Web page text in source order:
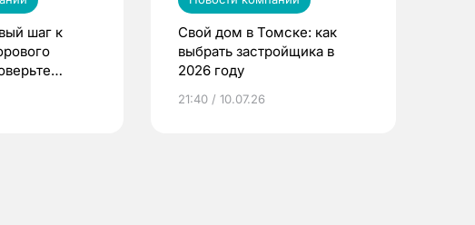
шаг к
Свой дом в Томске: как
выбрать застройщика в
2026 году
21:40 / 10.07.26